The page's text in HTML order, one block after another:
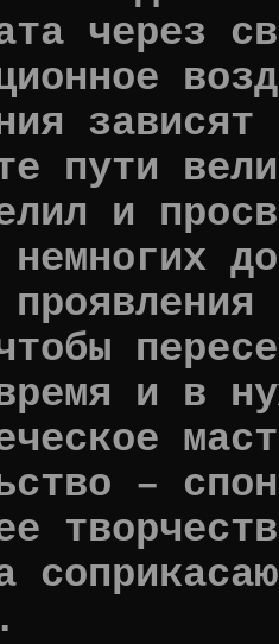
через
пути
и
немногих
и в
–